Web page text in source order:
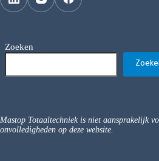
Zoeken
Mastop Totaaltechniek is niet aansprakelijk
onvolledigheden op deze website.